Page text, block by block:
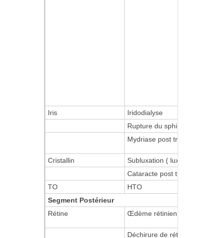
Iris
Iridodialyse
Rupture du sphincter de l'iris
Mydriase post traumatique
Cristallin
Subluxation ( luxation
Cataracte post traumatique
TO
HTO
Segment Postérieur
Rétine
Œdème rétinien = de Berlin
Déchirure de rétine